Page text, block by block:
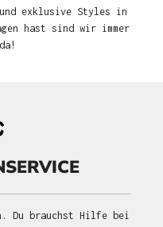
exklusive Styles in
hast sind wir immer
Du brauchst Hilfe bei